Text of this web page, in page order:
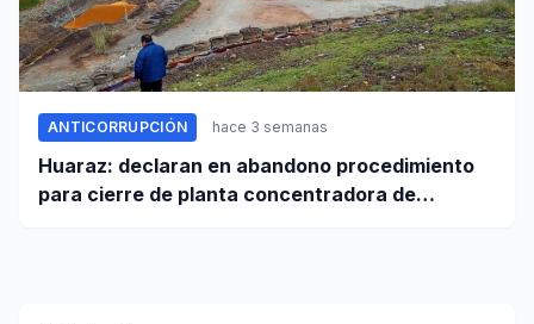
ANTICORRUPCIÓN hace 3 semanas
Huaraz: declaran en abandono procedimiento
para cierre de planta concentradora de